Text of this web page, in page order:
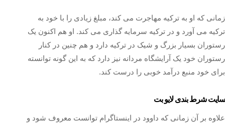
زمانی که او به ترکیه مهاجرت می کند، مبلغ زیادی را با خود به
ترکیه می آورد و در ترکیه سرمایه گذاری می کند. او هم اکنون یک
رستوران بسیار بزرگ و شیک در ترکیه دارد و هم چنین در کنار
رستوران خود یک آرایشگاه مردانه نیز دارد که به این گونه توانسته
برای خود منبع درآمد خوبی را درست کند.
سایت شرط بندی لایو بت
علاوه بر آن زمانی که داوود در اینستاگرام توانست معروف شود و